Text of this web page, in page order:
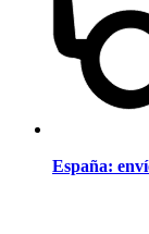
España: